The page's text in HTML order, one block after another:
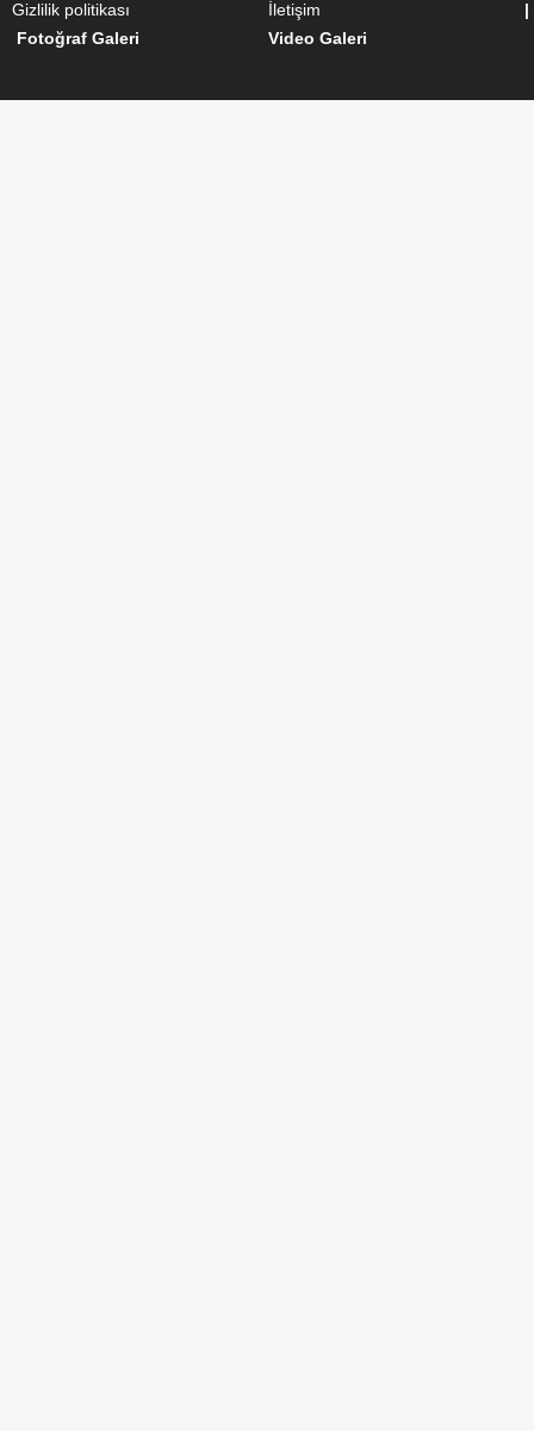
Gizlilik politikası İletişim
|
Fotoğraf Galeri
Video Galeri